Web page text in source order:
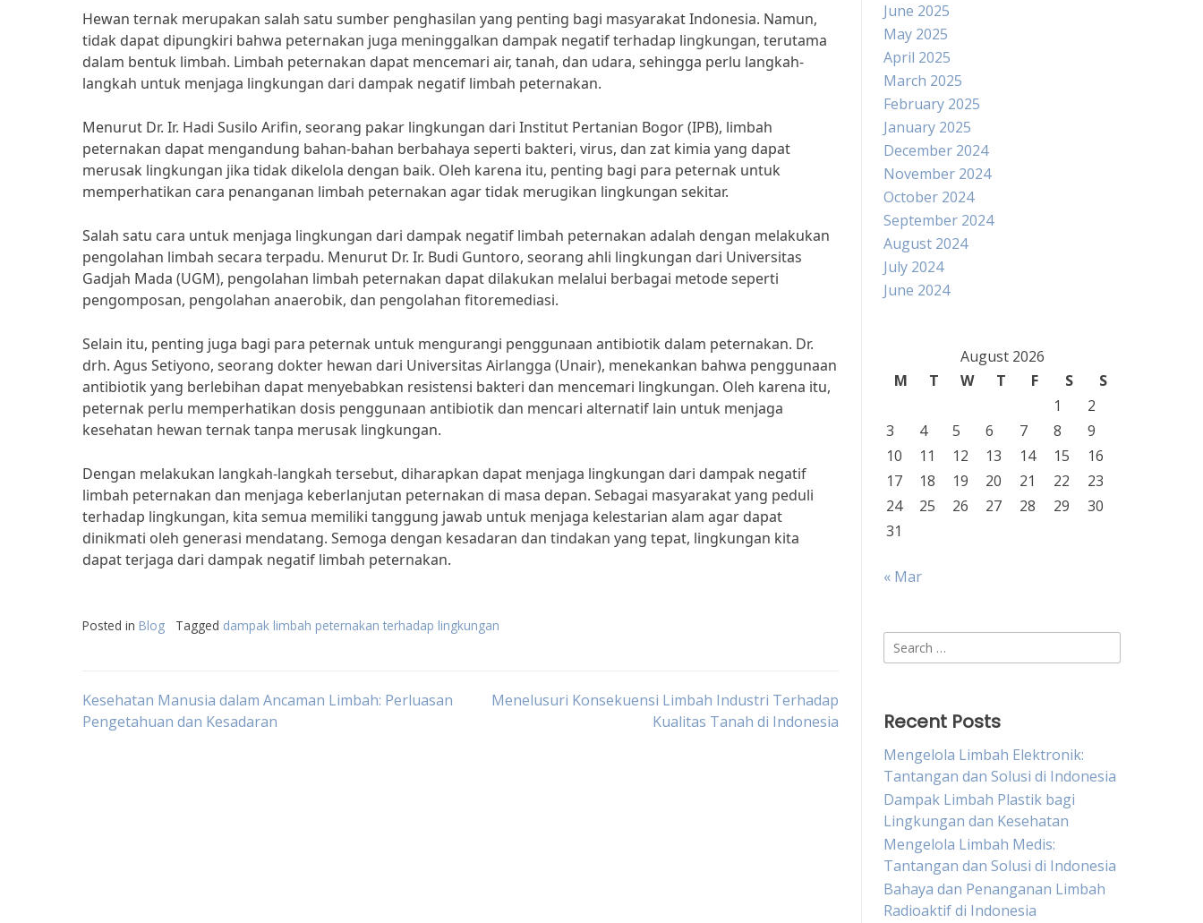
Hewan ternak merupakan salah satu sumber penghasilan yang penting bagi masyarakat Indonesia. Namun,
tidak dapat dipungkiri bahwa peternakan juga meninggalkan dampak negatif terhadap lingkungan, terutama
dalam bentuk limbah. Limbah peternakan dapat mencemari air, tanah, dan udara, sehingga perlu langkah-
langkah untuk menjaga lingkungan dari dampak negatif limbah peternakan.
Menurut Dr. Ir. Hadi Susilo Arifin, seorang pakar lingkungan dari Institut Pertanian Bogor (IPB), limbah
peternakan dapat mengandung bahan-bahan berbahaya seperti bakteri, virus, dan zat kimia yang dapat
merusak lingkungan jika tidak dikelola dengan baik. Oleh karena itu, penting bagi para peternak untuk
memperhatikan cara penanganan limbah peternakan agar tidak merugikan lingkungan sekitar.
Salah satu cara untuk menjaga lingkungan dari dampak negatif limbah peternakan adalah dengan melakukan
pengolahan limbah secara terpadu. Menurut Dr. Ir. Budi Guntoro, seorang ahli lingkungan dari Universitas
Gadjah Mada (UGM), pengolahan limbah peternakan dapat dilakukan melalui berbagai metode seperti
pengomposan, pengolahan anaerobik, dan pengolahan fitoremediasi.
Selain itu, penting juga bagi para peternak untuk mengurangi penggunaan antibiotik dalam peternakan. Dr.
drh. Agus Setiyono, seorang dokter hewan dari Universitas Airlangga (Unair), menekankan bahwa penggunaan
antibiotik yang berlebihan dapat menyebabkan resistensi bakteri dan mencemari lingkungan. Oleh karena itu,
peternak perlu memperhatikan dosis penggunaan antibiotik dan mencari alternatif lain untuk menjaga
kesehatan hewan ternak tanpa merusak lingkungan.
Dengan melakukan langkah-langkah tersebut, diharapkan dapat menjaga lingkungan dari dampak negatif
limbah peternakan dan menjaga keberlanjutan peternakan di masa depan. Sebagai masyarakat yang peduli
terhadap lingkungan, kita semua memiliki tanggung jawab untuk menjaga kelestarian alam agar dapat
dinikmati oleh generasi mendatang. Semoga dengan kesadaran dan tindakan yang tepat, lingkungan kita
dapat terjaga dari dampak negatif limbah peternakan.
Posted in Blog Tagged dampak limbah peternakan terhadap lingkungan
Post
Kesehatan Manusia dalam Ancaman Limbah: Perluasan
Pengetahuan dan Kesadaran
Menelusuri Konsekuensi Limbah Industri Terhadap
Kualitas Tanah di Indonesia
June 2025
May 2025
April 2025
March 2025
February 2025
January 2025
December 2024
November 2024
October 2024
September 2024
August 2024
July 2024
June 2024
August 2026
M
T W T F S
S
1
2
3
4 5 6 7 8
9
10
11 12 13 14 15
16
17
18 19 20 21 22
23
24
25 26 27 28 29
30
31
« Mar
Search
for:
Recent Posts
Mengelola Limbah Elektronik:
Tantangan dan Solusi di Indonesia
Dampak Limbah Plastik bagi
Lingkungan dan Kesehatan
Mengelola Limbah Medis:
Tantangan dan Solusi di Indonesia
Bahaya dan Penanganan Limbah
Radioaktif di Indonesia